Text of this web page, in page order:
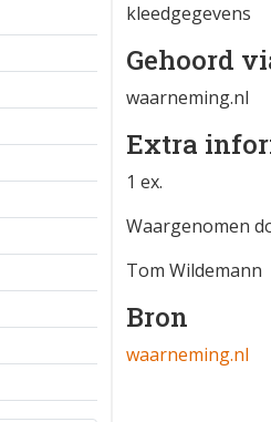
kleedgegevens
Gehoord
waarneming.nl
Extra
1 ex.
Waargenomen
Tom Wildemann
Bron
waarneming.nl